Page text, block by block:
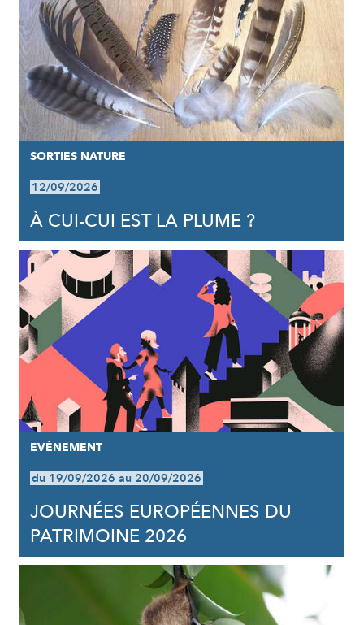
SORTIES NATURE
12/09/2026
À CUI-CUI EST LA PLUME ?
EVÈNEMENT
du 19/09/2026 au 20/09/2026
JOURNÉES EUROPÉENNES DU
PATRIMOINE 2026